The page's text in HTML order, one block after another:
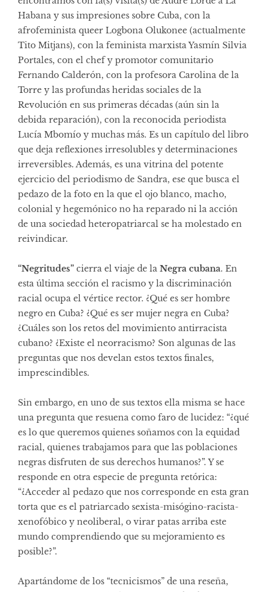
Habana y sus impresiones sobre Cuba, con la
afrofeminista queer Logbona Olukonee (actualmente
Tito Mitjans), con la feminista marxista Yasmín Silvia
Portales, con el chef y promotor comunitario
Fernando Calderón, con la profesora Carolina de la
Torre y las profundas heridas sociales de la
Revolución en sus primeras décadas (aún sin la
debida reparación), con la reconocida periodista
Lucía Mbomío y muchas más. Es un capítulo del libro
que deja reflexiones irresolubles y determinaciones
irreversibles. Además, es una vitrina del potente
ejercicio del periodismo de Sandra, ese que busca el
pedazo de la foto en la que el ojo blanco, macho,
colonial y hegemónico no ha reparado ni la acción
de una sociedad heteropatriarcal se ha molestado en
reivindicar.
“Negritudes” cierra el viaje de la Negra cubana. En
esta última sección el racismo y la discriminación
racial ocupa el vértice rector. ¿Qué es ser hombre
negro en Cuba? ¿Qué es ser mujer negra en Cuba?
¿Cuáles son los retos del movimiento antirracista
cubano? ¿Existe el neorracismo? Son algunas de las
preguntas que nos develan estos textos finales,
imprescindibles.
Sin embargo, en uno de sus textos ella misma se hace
una pregunta que resuena como faro de lucidez: “¿qué
es lo que queremos quienes soñamos con la equidad
racial, quienes trabajamos para que las poblaciones
negras disfruten de sus derechos humanos?”. Y se
responde en otra especie de pregunta retórica:
“¿Acceder al pedazo que nos corresponde en esta gran
torta que es el patriarcado sexista-misógino-racista-
xenofóbico y neoliberal, o virar patas arriba este
mundo comprendiendo que su mejoramiento es
posible?”.
Apartándome de los “tecnicismos” de una reseña,